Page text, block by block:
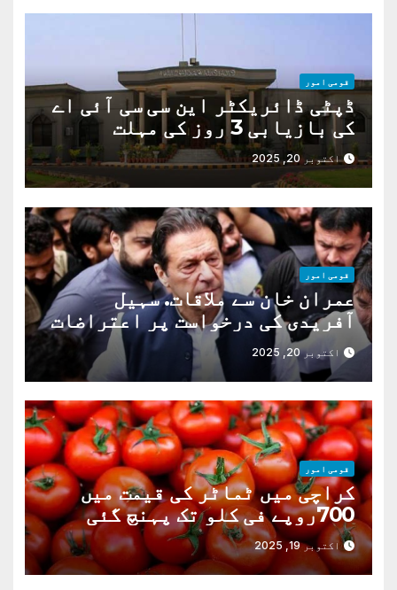
قومی امور
ڈپٹی ڈائریکٹر این سی سی آئی اے
کی بازیابی 3 روز کی مہلت
اکتوبر 20, 2025
قومی امور
عمران خان سے ملاقات. سہیل
آفریدی کی درخواست پر اعتراضات
دوراکتوبر 20, 2025
قومی امور
کراچی میں ٹماٹر کی قیمت میں
700روپے فی کلو تک پہنچ گئی
اکتوبر 19, 2025